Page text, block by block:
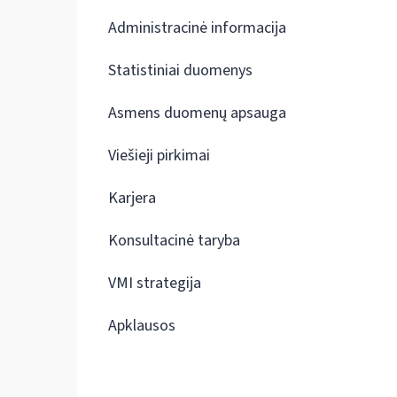
Administracinė informacija
Statistiniai duomenys
Asmens duomenų apsauga
Viešieji pirkimai
Karjera
Konsultacinė taryba
VMI strategija
Apklausos